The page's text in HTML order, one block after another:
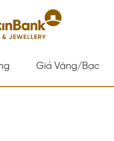
Giá Vàng/Bạc